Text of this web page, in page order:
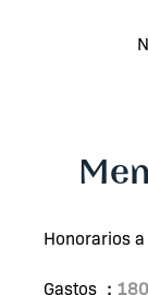
Honorarios
Gastos